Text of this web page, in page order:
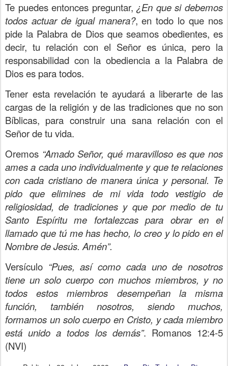
Te puedes entonces preguntar,¿En que si debemos
todos actuar de igual manera?, en todo lo que nos
pide la Palabra de Dios que seamos obedientes, es
decir, tu relación con el Señor es única, pero la
responsabilidad con la obediencia a la Palabra de
Dios es para todos.
Tener esta revelación te ayudará a liberarte de las
cargas de la religión y de las tradiciones que no son
Bíblicas, para construir una sana relación con el
Señor de tu vida.
Oremos “Amado Señor, qué maravilloso es que nos
ames a cada uno individualmente y que te relaciones
con cada cristiano de manera única y personal. Te
pido que elimines de mi vida todo vestigio de
religiosidad, de tradiciones y que por medio de tu
Santo Espíritu me fortalezcas para obrar en el
llamado que tú me has hecho, lo creo y lo pido en el
Nombre de Jesús. Amén”.
Versículo “Pues, así como cada uno de nosotros
tiene un solo cuerpo con muchos miembros, y no
todos estos miembros desempeñan la misma
función, también nosotros, siendo muchos,
formamos un solo cuerpo en Cristo, y cada miembro
está unido a todos los demás”. Romanos 12:4-5
(NVI)